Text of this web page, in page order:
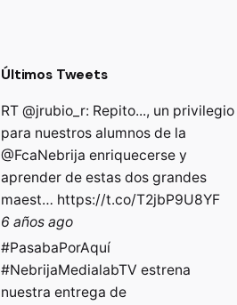
Últimos Tweets
RT @jrubio_r: Repito..., un privilegio
para nuestros alumnos de la
@FcaNebrija enriquecerse y
aprender de estas dos grandes
maest… https://t.co/T2jbP9U8YF
6 años ago
#PasabaPorAquí
#NebrijaMedialabTV estrena
nuestra entrega de